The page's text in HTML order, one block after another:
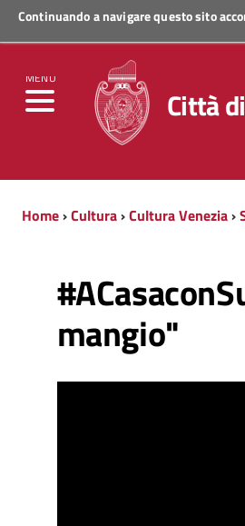
Continuando a navigare questo sito
MENU
Regione Veneto
Città
Home›Cultura›Cultura Venezia›
mangio"